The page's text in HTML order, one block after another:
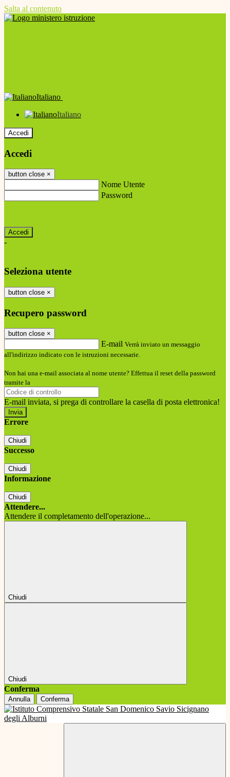
Salta al contenuto
Italiano
Italiano
Accedi
Accedi
button close ×
Nome Utente
Password
-
Seleziona utente
button close ×
Recupero password
button close ×
E-mail Verrà inviato un messaggio
all'indirizzo indicato con le istruzioni necessarie.
Non hai una e-mail associata al nome utente? Effettua il reset della password
tramite la
E-mail inviata, si prega di controllare la casella di posta elettronica!
Errore
Chiudi
Successo
Chiudi
Informazione
Chiudi
Attendere...
Attendere il completamento dell'operazione...
Chiudi
Chiudi
Conferma
Annulla Conferma